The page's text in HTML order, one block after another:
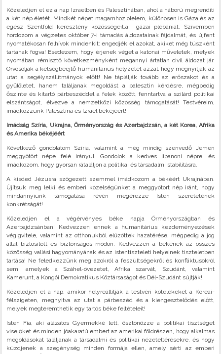
Közeledjen el ez a nap Izraelben és Palesztinában, ahol a háború megrendíti
a két nép életét. Mindkét népet magamhoz ölelem, különösen is Gáza és az
egész Szentföld keresztény közösségeit,a gázai plébániát. Szívemben
hordozom a végzetes október 7-i támadás áldozatainak fájdalmát, és újfent
nyomatékosan felhívok mindenkit: engedjék el azokat, akiket még túszként
tartanak fogva! Esedezem, hogy érjenek véget a katonai műveletek, melyek
nyomában rémisztő következményként megannyi ártatlan civil áldozat jár.
Orvosolják a kétségbeejtő humanitárius helyzetet azzal, hogy megnyitják az
utat a segélyszállítmányok előtt! Ne táplálják tovább az erőszakot és a
gyűlöletet, hanem találjanak megoldást a palesztin kérdésre, mégpedig
őszinte és kitartó párbeszéddel a felek között, fenntartva a szilárd politikai
elszántságot, élvezve a nemzetközi közösség támogatását! Testvéreim,
imádkozzunk Palesztina és Izrael békéjéért!
Imádság Szíria, Ukrajna, Örményország és Azerbajdzsán, a két Korea, Afrika
és Amerika békéjéért
Következő gondolatom Szíria, valamint a még mindig szenvedő Jemen
meggyötört népe felé irányul. Gondolok a kedves libanoni népre, és
imádkozom, hogy gyorsan rátaláljon a politikai és társadalmi stabilitásra.
A kisded Jézusra szögezett szemmel imádkozom a békéért Ukrajnában.
Újítsuk meg lelki és emberi közelségünket a meggyötört nép iránt, hogy
mindannyiunk támogatása révén megérezze Isten szeretetének
konkrétságát!
Közeledjen el a végérvényes béke napja Örményországban és
Azerbajdzsánban! Kedvezzen ennek a humanitárius kezdeményezések
végigvitele, valamint az otthonukból elűzöttek hazatérése, mégpedig a jog
által biztosított és biztonságos módon. Kedvezzen a békének az összes
közösség vallási hagyományának és az istentiszteleti helyeinek tiszteletben
tartása! Ne feledkezzünk meg azokról a feszültségekről és konfliktusokról
sem, amelyek a Száhel-övezetet, Afrika szarvát, Szudánt, valamint
Kamerunt, a Kongói Demokratikus Köztársaságot és Dél-Szudánt sújtják!
Közeledjen el a nap, amikor helyreállítják a testvéri kötelékeket a Koreai-
félszigeten, megnyitva az utat a párbeszéd és a kiengesztelődés előtt,
melyek megteremthetik egy tartós béke feltételeit!
Isten Fia, aki alázatos Gyermekké lett, ösztönözze a politikai tisztséget
viselőket és minden jóakaratú embert az amerikai földrészen, hogy alkalmas
megoldásokat találjanak a társadalmi és politikai nézeteltérésekre, és hogy
küzdjenek a szegénység minden formája ellen, amely sérti az emberi